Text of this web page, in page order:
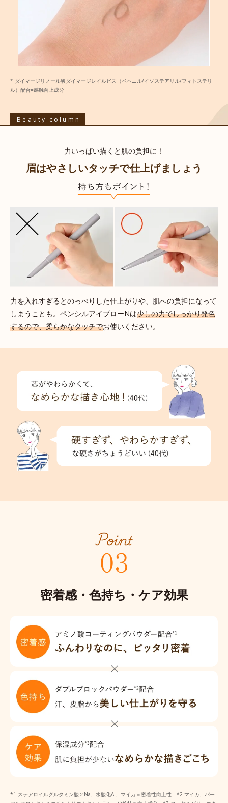
* ダイマージリノール酸ダイマージレイルビス（ベヘニル/イソステアリル/フィトステリ
ル）配合=感触向上成分
Beauty column
力いっぱい描くと肌の負担に！
眉はやさしいタッチで仕上げましょう
力を入れすぎるとのっぺりした仕上がりや、肌への負担になって
しまうことも。ペンシルアイブローNは少しの力でしっかり発色
するので、柔らかなタッチでお使いください。
密着感・色持ち・ケア効果
*1 ステアロイルグルタミン酸２Na、水酸化Al、マイカ＝密着性向上性 *2 マイカ、パー